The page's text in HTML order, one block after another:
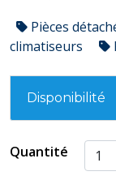
Pièces
climatiseurs
Disponibilité
Quantité